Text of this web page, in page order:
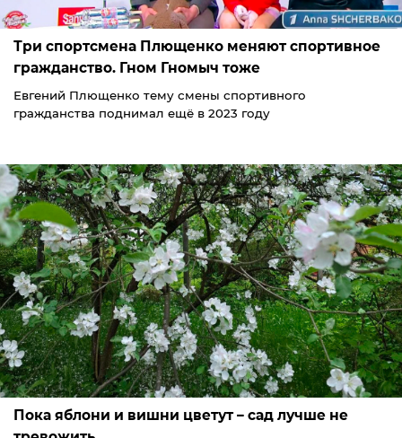
Три спортсмена Плющенко меняют спортивное
гражданство. Гном Гномыч тоже
Евгений Плющенко тему смены спортивного
гражданства поднимал ещё в 2023 году
Пока яблони и вишни цветут – сад лучше не